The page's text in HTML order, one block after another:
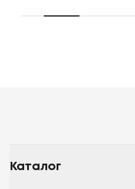
Каталог